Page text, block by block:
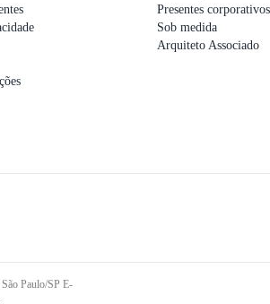
Presentes corporativos
Sob medida
Arquiteto Associado
Paulo/SP E-